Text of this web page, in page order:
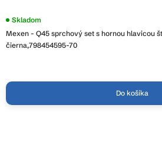
Mexen - Q45 sprchový set s hornou hlavicou
čierna,798454595-70
Skladom
Do košíka